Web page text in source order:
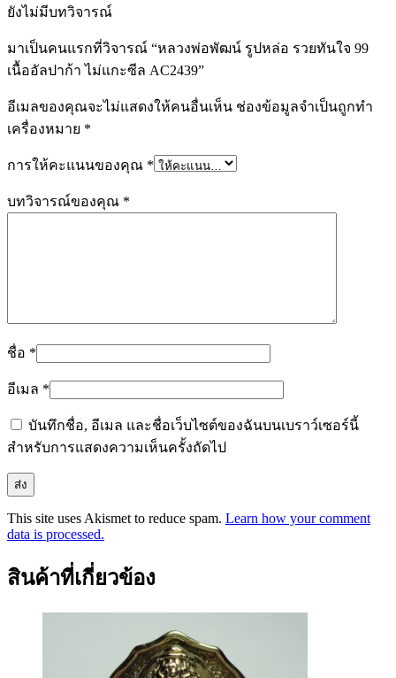
ยังไม่มีบทวิจารณ์
มาเป็นคนแรกที่วิจารณ์ “หลวงพ่อพัฒน์ รูปหล่อ รวยทันใจ 99
เนื้ออัลปาก้า ไม่แกะซีล AC2439”
อีเมลของคุณจะไม่แสดงให้คนอื่นเห็น ช่องข้อมูลจำเป็นถูกทำ
เครื่องหมาย *
การให้คะแนนของคุณ *
บทวิจารณ์ของคุณ *
ชื่อ *
อีเมล *
บันทึกชื่อ, อีเมล และชื่อเว็บไซต์ของฉันบนเบราว์เซอร์นี้
สำหรับการแสดงความเห็นครั้งถัดไป
This site uses Akismet to reduce spam. Learn how your comment
data is processed.
สินค้าที่เกี่ยวข้อง